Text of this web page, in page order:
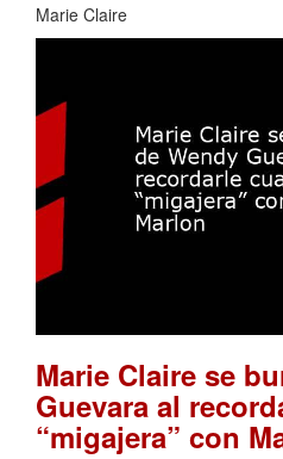
Marie Claire
Marie Claire se
Guevara al
“migajera” con